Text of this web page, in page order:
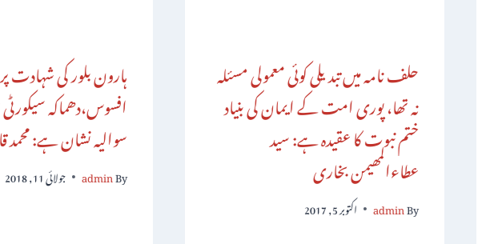
حلف نامہ میں تبدیلی کوئی معمولی مسئلہ
نہ تھا، پوری امت کے ایمان کی بنیاد
ختم نبوت کا عقیدہ ہے: سید
عطاءالمھیمن بخاری
By
admin اکتوبر 5, 2017
ہارون بلور کی شہادت پر
افسوس،دھماکہ
سوالیہ نشان ہے: محمد
By
admin جولائی 11, 2018